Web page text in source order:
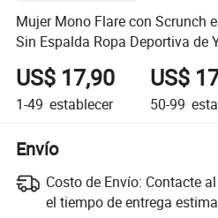
Mujer Mono Flare con Scrunch
Sin Espalda Ropa Deportiva de
para el Pecho
US$ 17,90
1-49 establecer
US$
50-99
Envío
Costo de Envío: Contacte
el tiempo de entrega